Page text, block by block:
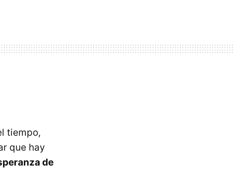
tiempo,
que hay
de